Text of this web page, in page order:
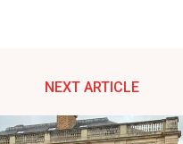
NEXT ARTICLE